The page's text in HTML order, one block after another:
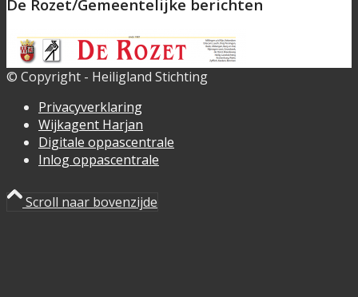
De Rozet/Gemeentelijke berichten
© Copyright - Heiligland Stichting
Privacyverklaring
Wijkagent Harjan
Digitale oppascentrale
Inlog oppascentrale
Scroll naar bovenzijde